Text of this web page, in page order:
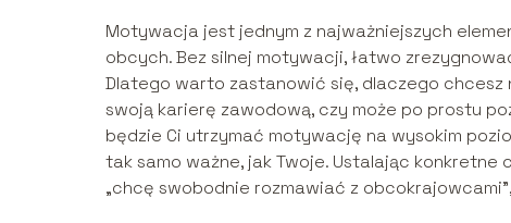
Motywacja jest jednym z najważniejszych
obcych. Bez silnej motywacji, łatwo
Dlatego warto zastanowić się, dlaczego
swoją karierę zawodową, czy może po prostu
będzie Ci utrzymać motywację na wysokim
tak samo ważne, jak Twoje. Ustalając
„chcę swobodnie rozmawiać z